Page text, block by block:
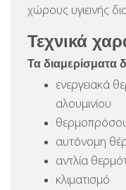
χώρους υγιεινής
Τεχνικά
Τα διαμερίσματα
ενεργειακά
αλουμινίου
αυτόνομη
αντλία
κλιματισμό